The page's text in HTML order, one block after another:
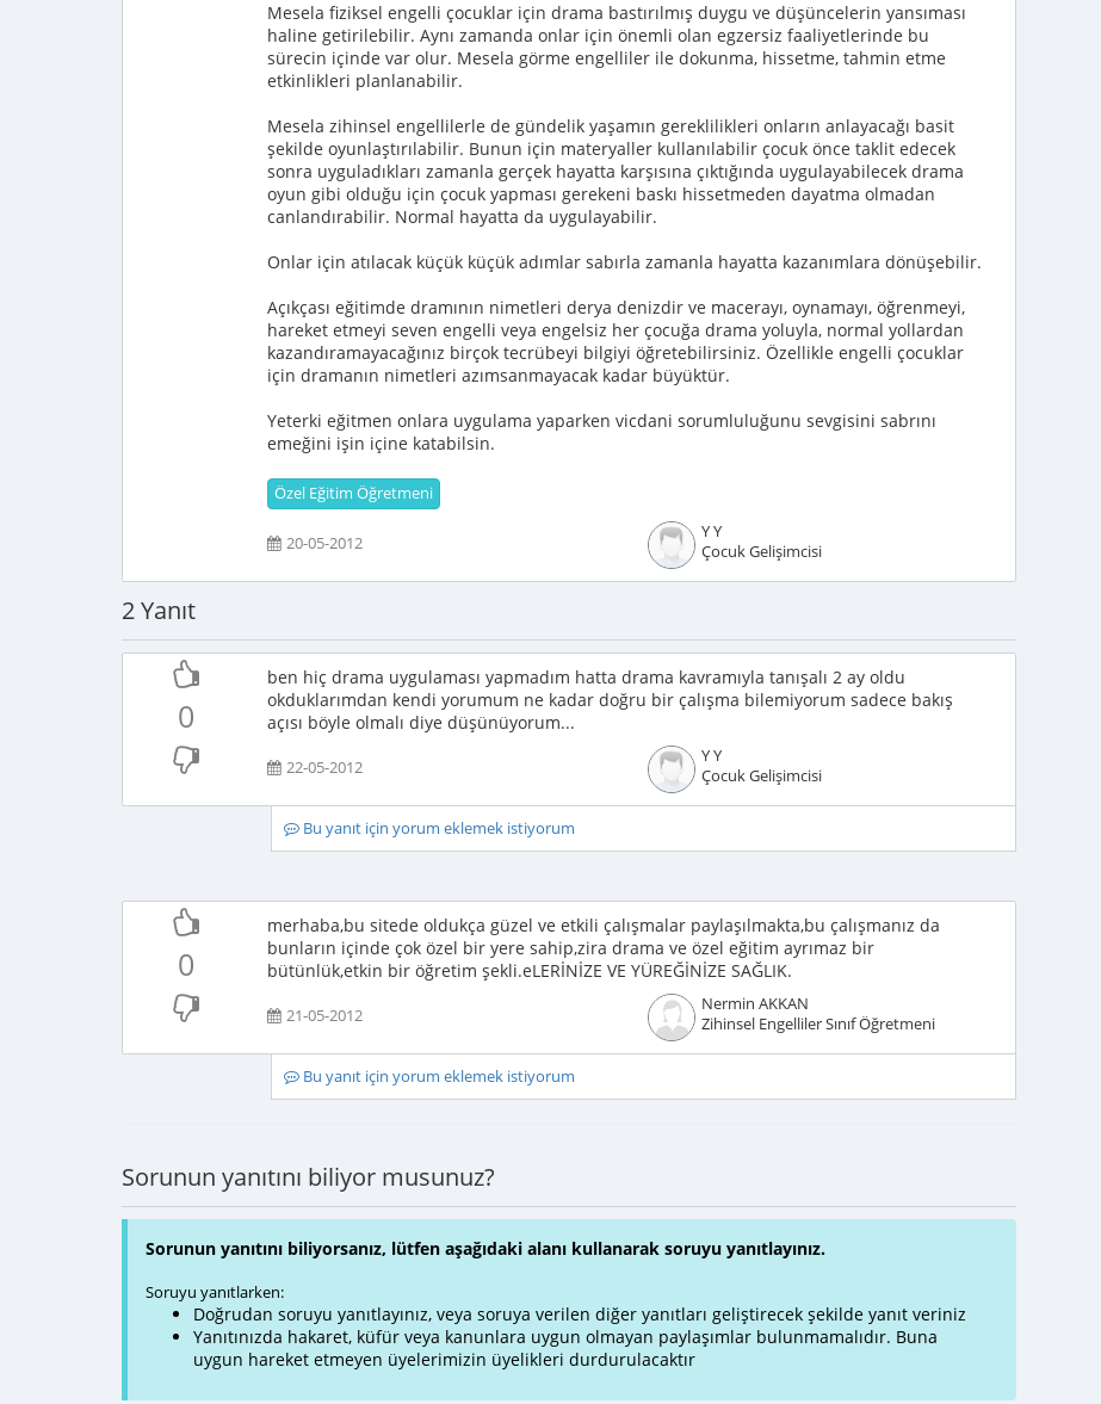
Mesela fiziksel engelli çocuklar için drama bastırılmış duygu ve düşüncelerin yansıması
haline getirilebilir. Aynı zamanda onlar için önemli olan egzersiz faaliyetlerinde bu
sürecin içinde var olur. Mesela görme engelliler ile dokunma, hissetme, tahmin etme
etkinlikleri planlanabilir.
Mesela zihinsel engellilerle de gündelik yaşamın gereklilikleri onların anlayacağı basit
şekilde oyunlaştırılabilir. Bunun için materyaller kullanılabilir çocuk önce taklit edecek
sonra uyguladıkları zamanla gerçek hayatta karşısına çıktığında uygulayabilecek drama
oyun gibi olduğu için çocuk yapması gerekeni baskı hissetmeden dayatma olmadan
canlandırabilir. Normal hayatta da uygulayabilir.
Onlar için atılacak küçük küçük adımlar sabırla zamanla hayatta kazanımlara dönüşebilir.
Açıkçası eğitimde dramının nimetleri derya denizdir ve macerayı, oynamayı, öğrenmeyi,
hareket etmeyi seven engelli veya engelsiz her çocuğa drama yoluyla, normal yollardan
kazandıramayacağınız birçok tecrübeyi bilgiyi öğretebilirsiniz. Özellikle engelli çocuklar
için dramanın nimetleri azımsanmayacak kadar büyüktür.
Yeterki eğitmen onlara uygulama yaparken vicdani sorumluluğunu sevgisini sabrını
emeğini işin içine katabilsin.
Özel Eğitim Öğretmeni
20-05-2012
Y Y
Çocuk Gelişimcisi
2 Yanıt
0
ben hiç drama uygulaması yapmadım hatta drama kavramıyla tanışalı 2 ay oldu
okduklarımdan kendi yorumum ne kadar doğru bir çalışma bilemiyorum sadece bakış
açısı böyle olmalı diye düşünüyorum...
22-05-2012
Y Y
Çocuk Gelişimcisi
Bu yanıt için yorum eklemek istiyorum
0
merhaba,bu sitede oldukça güzel ve etkili çalışmalar paylaşılmakta,bu çalışmanız da
bunların içinde çok özel bir yere sahip,zira drama ve özel eğitim ayrımaz bir
bütünlük,etkin bir öğretim şekli.eLERİNİZE VE YÜREĞİNİZE SAĞLIK.
21-05-2012
Nermin AKKAN
Zihinsel Engelliler Sınıf Öğretmeni
Bu yanıt için yorum eklemek istiyorum
Sorunun yanıtını biliyor musunuz?
Sorunun yanıtını biliyorsanız, lütfen aşağıdaki alanı kullanarak soruyu yanıtlayınız.
Soruyu yanıtlarken:
Doğrudan soruyu yanıtlayınız, veya soruya verilen diğer yanıtları geliştirecek şekilde yanıt veriniz
Yanıtınızda hakaret, küfür veya kanunlara uygun olmayan paylaşımlar bulunmamalıdır. Buna
uygun hareket etmeyen üyelerimizin üyelikleri durdurulacaktır